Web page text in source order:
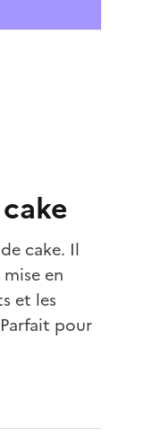
cake. Il
en
et les
pour